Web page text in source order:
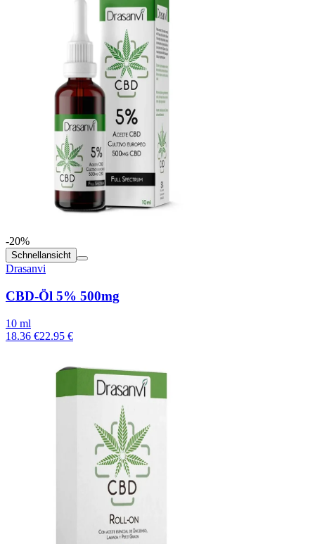
-20%
Schnellansicht
Drasanvi
CBD-Öl 5% 500mg
10 ml
18.36 €22.95 €